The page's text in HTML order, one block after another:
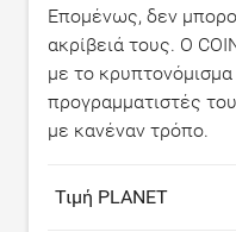
Επομένως, δεν
ακρίβειά τους. Ο
με το κρυπτονόμισμα
προγραμματιστές
με κανέναν τρόπο.
Τιμή PLANET